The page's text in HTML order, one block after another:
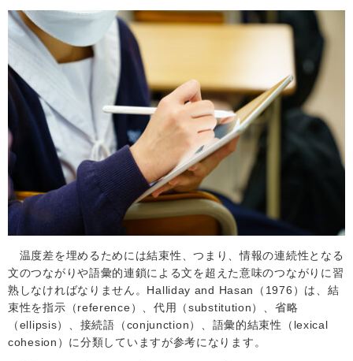
温度差を埋めるためには結束性、つまり、情報の連続性となる
文のつながりや語彙的連鎖による文を超えた意味のつながりに習
熟しなければなりません。 Halliday and Hasan （ 1976 ）は、結
束性を指示（reference）、代用（substitution）、省略
（ellipsis）、接続語（conjunction）、語彙的結束性（ lexical
cohesion ）に分類していますが参考になります。